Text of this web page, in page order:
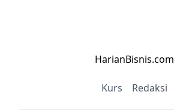
HarianBisnis.com
Kurs Redaksi